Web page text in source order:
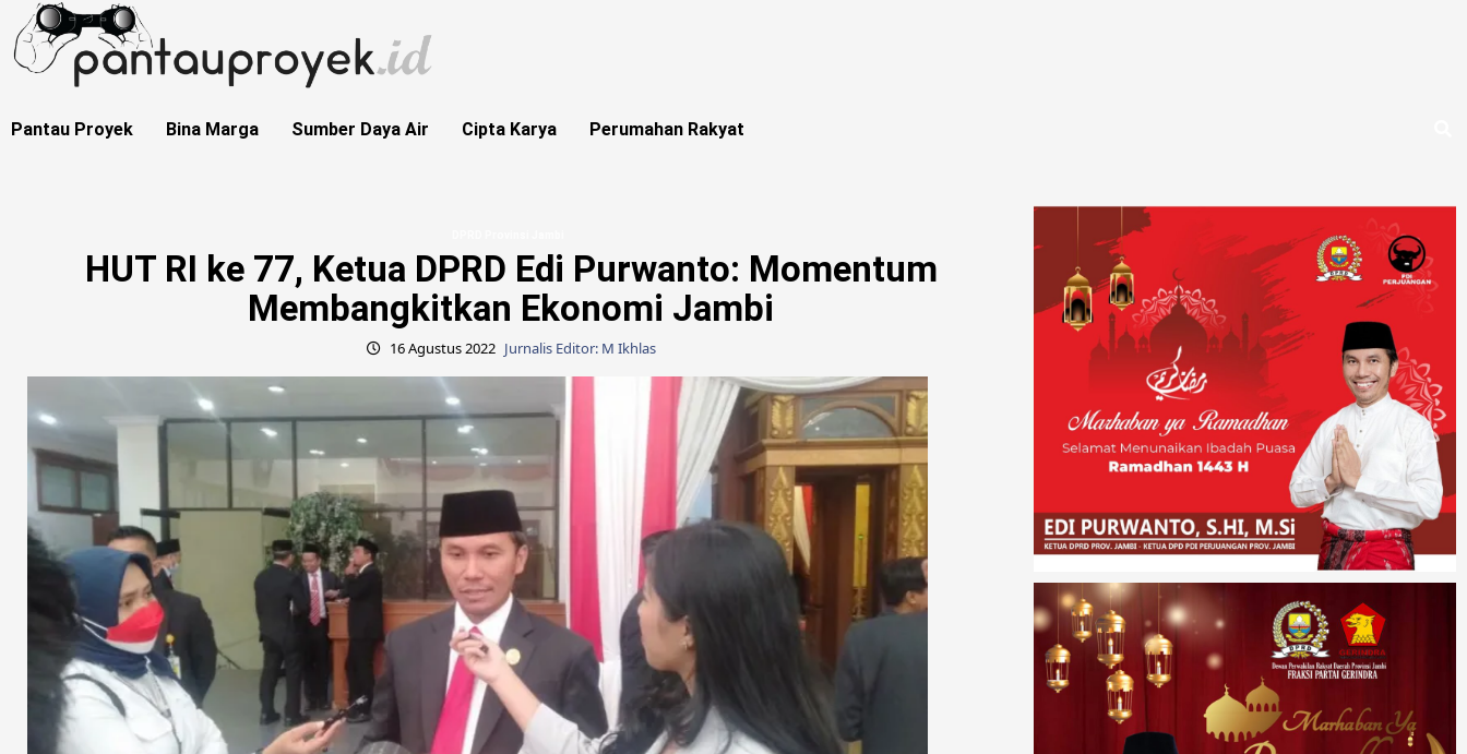
content
Pantau Proyek Bina Marga Sumber Daya Air Cipta Karya Perumahan Rakyat
HUT RI ke 77, Ketua DPRD Edi Purwanto: Momentum
Membangkitkan Ekonomi Jambi
16 Agustus 2022 Jurnalis Editor: M Ikhlas